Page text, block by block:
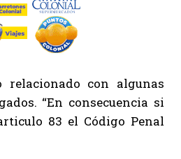
con algunas
“En consecuencia si
83 el Código Penal